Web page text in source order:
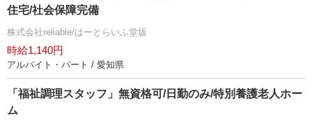
住宅/社会保障完備
株式会社reliable/はーとらいふ堂坂
時給1,140円
アルバイト・パート / 愛知県
「福祉調理スタッフ」無資格可/日勤のみ/特別養護老人ホー
ム